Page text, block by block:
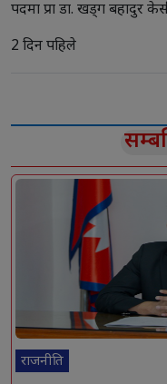
पदमा प्रा डा. खड्ग बहादुर
2 दिन पहिले
राजनीति